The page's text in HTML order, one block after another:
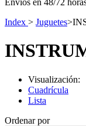
Envíos en 48/72
Index > Juguetes>
Visualización:
Cuadrícula
Lista
Ordenar por